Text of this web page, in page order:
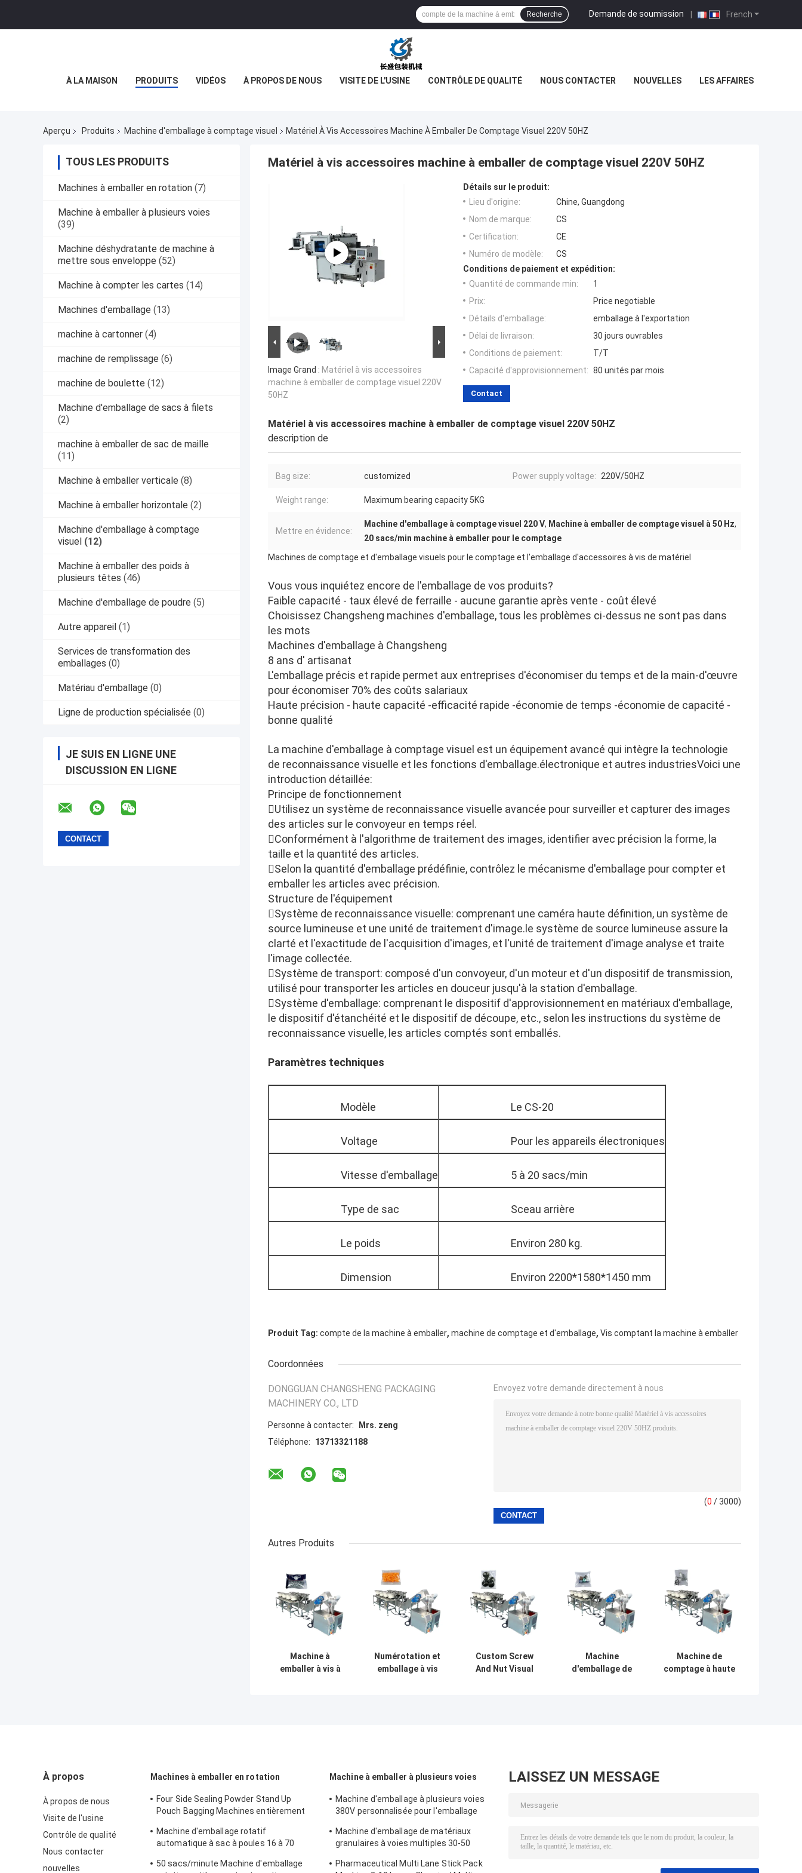
French
Demande de soumission |
Recherche
À LA MAISON PRODUITS VIDÉOS À PROPOS DE NOUS VISITE DE L'USINE CONTRÔLE DE QUALITÉ NOUS CONTACTER NOUVELLES LES AFFAIRES
Aperçu Produits Machine d'emballage à comptage visuel Matériel À Vis Accessoires Machine À Emballer De Comptage Visuel 220V 50HZ
TOUS LES PRODUITS
Machines à emballer en rotation (7)
Machine à emballer à plusieurs voies
(39)
Machine déshydratante de machine à
mettre sous enveloppe (52)
Machine à compter les cartes (14)
Machines d'emballage (13)
machine à cartonner (4)
machine de remplissage (6)
machine de boulette (12)
Machine d'emballage de sacs à filets
(2)
machine à emballer de sac de maille
(11)
Machine à emballer verticale (8)
Machine à emballer horizontale (2)
Machine d'emballage à comptage
visuel (12)
Machine à emballer des poids à
plusieurs têtes (46)
Machine d'emballage de poudre (5)
Autre appareil (1)
Services de transformation des
emballages (0)
Matériau d'emballage (0)
Ligne de production spécialisée (0)
JE SUIS EN LIGNE UNE
DISCUSSION EN LIGNE
Matériel à vis accessoires machine à emballer de comptage visuel 220V 50HZ
Image Grand : Matériel à vis accessoires
machine à emballer de comptage visuel 220V
50HZ
Détails sur le produit:
Lieu d'origine:
Chine, Guangdong
Nom de marque:
CS
Certification:
CE
Numéro de modèle:
CS
Conditions de paiement et expédition:
Quantité de commande min:
1
Prix:
Price negotiable
Détails d'emballage:
emballage à l'exportation
Délai de livraison:
30 jours ouvrables
Conditions de paiement:
T/T
Capacité d'approvisionnement: 80 unités par mois
Contact
Matériel à vis accessoires machine à emballer de comptage visuel 220V 50HZ
description de
Bag size: customized Power supply voltage: 220V/50HZ
Weight range: Maximum bearing capacity 5KG
Mettre en évidence:
Machine d'emballage à comptage visuel 220 V, Machine à emballer de comptage visuel à 50 Hz,
20 sacs/min machine à emballer pour le comptage
Machines de comptage et d'emballage visuels pour le comptage et l'emballage d'accessoires à vis de matériel
Vous vous inquiétez encore de l'emballage de vos produits?
Faible capacité - taux élevé de ferraille - aucune garantie après vente - coût élevé
Choisissez Changsheng machines d'emballage, tous les problèmes ci-dessus ne sont pas dans
les mots
Machines d'emballage à Changsheng
8 ans d' artisanat
L'emballage précis et rapide permet aux entreprises d'économiser du temps et de la main-d'œuvre
pour économiser 70% des coûts salariaux
Haute précision - haute capacité -efficacité rapide -économie de temps -économie de capacité -
bonne qualité
La machine d'emballage à comptage visuel est un équipement avancé qui intègre la technologie
de reconnaissance visuelle et les fonctions d'emballage.électronique et autres industriesVoici une
introduction détaillée:
Principe de fonctionnement
Utilisez un système de reconnaissance visuelle avancée pour surveiller et capturer des images
des articles sur le convoyeur en temps réel.
Conformément à l'algorithme de traitement des images, identifier avec précision la forme, la
taille et la quantité des articles.
Selon la quantité d'emballage prédéfinie, contrôlez le mécanisme d'emballage pour compter et
emballer les articles avec précision.
Structure de l'équipement
Système de reconnaissance visuelle: comprenant une caméra haute définition, un système de
source lumineuse et une unité de traitement d'image.le système de source lumineuse assure la
clarté et l'exactitude de l'acquisition d'images, et l'unité de traitement d'image analyse et traite
l'image collectée.
Système de transport: composé d'un convoyeur, d'un moteur et d'un dispositif de transmission,
utilisé pour transporter les articles en douceur jusqu'à la station d'emballage.
Système d'emballage: comprenant le dispositif d'approvisionnement en matériaux d'emballage,
le dispositif d'étanchéité et le dispositif de découpe, etc., selon les instructions du système de
reconnaissance visuelle, les articles comptés sont emballés.
Paramètres techniques
Modèle Le CS-20
Voltage Pour les appareils électroniques
Vitesse d'emballage 5 à 20 sacs/min
Type de sac Sceau arrière
Le poids Environ 280 kg.
Dimension Environ 2200*1580*1450 mm
Produit Tag: compte de la machine à emballer, machine de comptage et d'emballage, Vis comptant la machine à emballer
Coordonnées
DONGGUAN CHANGSHENG PACKAGING
MACHINERY CO., LTD
Personne à contacter:
Mrs. zeng
Téléphone:
13713321188
Envoyez votre demande directement à nous
(0 / 3000)
Autres Produits
Machine à
emballer à vis à
Numérotation et
emballage à vis
Custom Screw
And Nut Visual
Machine
d'emballage de
Machine de
comptage à haute
À propos
À propos de nous
Visite de l'usine
Contrôle de qualité
Nous contacter
nouvelles
Machines à emballer en rotation
Four Side Sealing Powder Stand Up
Pouch Bagging Machines entièrement
Machine d'emballage rotatif
automatique à sac à poules 16 à 70
50 sacs/minute Machine d'emballage
Machine à emballer à plusieurs voies
Machine d'emballage à plusieurs voies
380V personnalisée pour l'emballage
Machine d'emballage de matériaux
granulaires à voies multiples 30-50
Pharmaceutical Multi Lane Stick Pack
LAISSEZ UN MESSAGE